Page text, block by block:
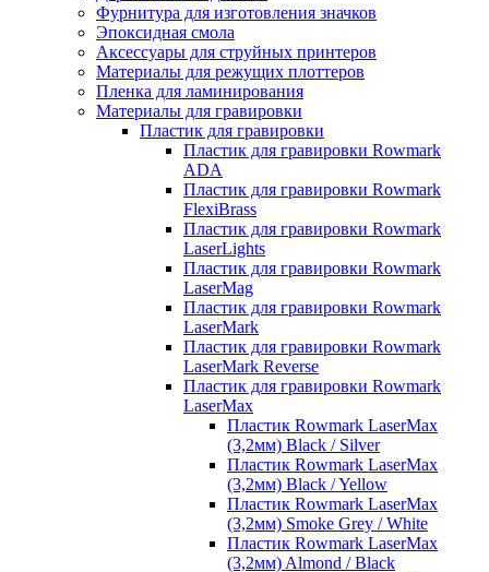
Фурнитура для изготовления значков
Эпоксидная смола
Аксессуары для струйных принтеров
Материалы для режущих плоттеров
Пленка для ламинирования
Материалы для гравировки
Пластик для гравировки
Пластик для гравировки Rowmark
ADA
Пластик для гравировки Rowmark
FlexiBrass
Пластик для гравировки Rowmark
LaserLights
Пластик для гравировки Rowmark
LaserMag
Пластик для гравировки Rowmark
LaserMark
Пластик для гравировки Rowmark
LaserMark Reverse
Пластик для гравировки Rowmark
LaserMax
Пластик Rowmark LaserMax
(3,2мм) Black / Silver
Пластик Rowmark LaserMax
(3,2мм) Black / Yellow
Пластик Rowmark LaserMax
(3,2мм) Smoke Grey / White
Пластик Rowmark LaserMax
(3,2мм) Almond / Black